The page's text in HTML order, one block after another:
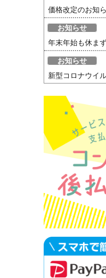
価格改定のお知
お知らせ
年末年始も休ま
お知らせ
新型コロナウイ